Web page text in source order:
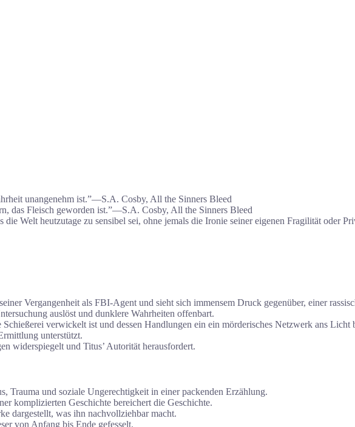
unangenehm ist.”―S.A. Cosby, All the Sinners Bleed
das Fleisch geworden ist.”―S.A. Cosby, All the Sinners Bleed
die Welt heutzutage zu sensibel sei, ohne jemals die Ironie seiner eigenen Fragilität oder
Vergangenheit als FBI-Agent und sieht sich immensem Druck gegenüber, einer
auslöst und dunklere Wahrheiten offenbart.
verwickelt ist und dessen Handlungen ein ein mörderisches Netzwerk ans Licht
unterstützt.
widerspiegelt und Titus’ Autorität herausfordert.
Trauma und soziale Ungerechtigkeit in einer packenden Erzählung.
komplizierten Geschichte bereichert die Geschichte.
dargestellt, was ihn nachvollziehbar macht.
von Anfang bis Ende gefesselt.